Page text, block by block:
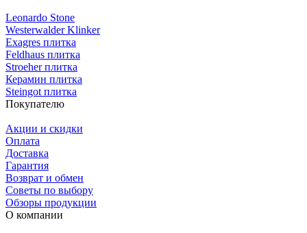
Leonardo Stone
Westerwalder Klinker
Exagres плитка
Feldhaus плитка
Stroeher плитка
Керамин плитка
Steingot плитка
Покупателю
Акции и скидки
Оплата
Доставка
Гарантия
Возврат и обмен
Советы по выбору
Обзоры продукции
О компании